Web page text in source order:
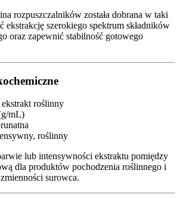
rozpuszczalników została dobrana w taki
ekstrakcję szerokiego spektrum składników
oraz zapewnić stabilność gotowego
ekstrakt roślinny
mL)
roślinny
lub intensywności ekstraktu pomiędzy
dla produktów pochodzenia roślinnego i
surowca.